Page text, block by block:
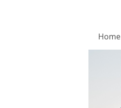
Home